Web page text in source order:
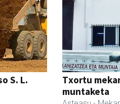
S. L.
Txortu
muntaketa